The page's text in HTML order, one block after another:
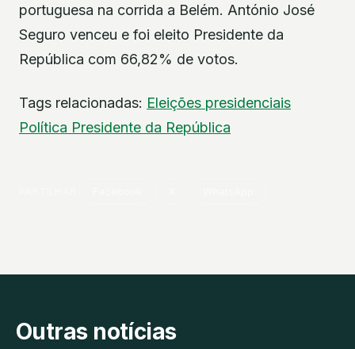
portuguesa na corrida a Belém. António José
Seguro venceu e foi eleito Presidente da
República com 66,82% de votos.
Tags relacionadas: Eleições presidenciais
Política Presidente da República
Outras notícias